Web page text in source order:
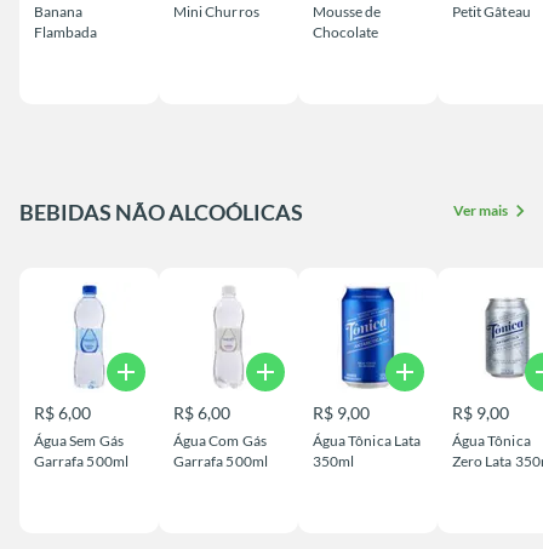
Banana
Flambada
Mini Churros
Mousse de
Chocolate
Petit Gâteau
BEBIDAS NÃO ALCOÓLICAS Ver mais chevron_right
Água Sem Gás
Garrafa 500ml
R$ 6,00
add
Água Com Gás
Garrafa 500ml
R$ 6,00
add
Água Tônica Lata
350ml
R$ 9,00
add
Água Tônica
Zero Lata
R$ 9,00